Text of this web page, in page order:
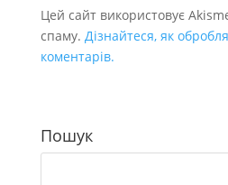
Цей сайт використовує
спаму. Дізнайтеся, як
коментарів.
Пошук